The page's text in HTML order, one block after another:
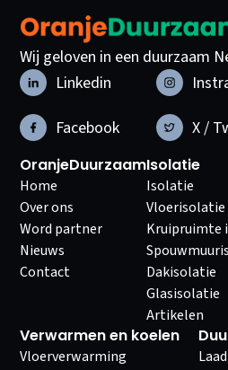
Wij geloven in een duurzaam
Linkedin
Facebook
X /
OranjeDuurzaam
Home
Over ons
Word partner
Nieuws
Contact
Isolatie
Isolatie
Vloerisolatie
Kruipruimte
Dakisolatie
Glasisolatie
Artikelen
Verwarmen en koelen
Vloerverwarming